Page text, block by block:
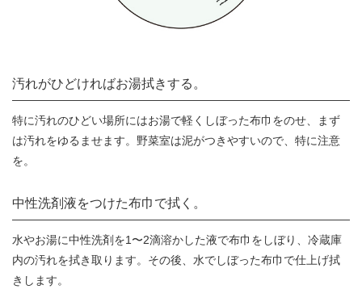
汚れがひどければお湯拭きする。
特に汚れのひどい場所にはお湯で軽くしぼった布巾をのせ、まず
は汚れをゆるませます。野菜室は泥がつきやすいので、特に注意
を。
中性洗剤液をつけた布巾で拭く。
水やお湯に中性洗剤を1〜2滴溶かした液で布巾をしぼり、冷蔵庫
内の汚れを拭き取ります。その後、水でしぼった布巾で仕上げ拭
きします。